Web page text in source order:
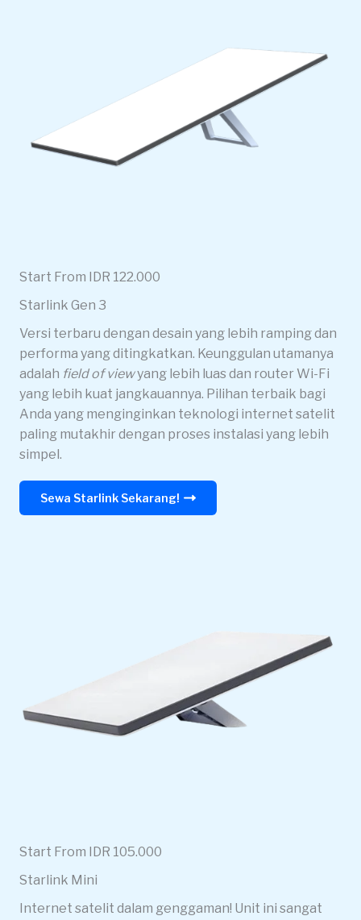
Start From IDR 122.000
Starlink Gen 3
Versi terbaru dengan desain yang lebih ramping dan
performa yang ditingkatkan. Keunggulan utamanya
adalah field of viewyang lebih luas dan router Wi-Fi
yang lebih kuat jangkauannya. Pilihan terbaik bagi
Anda yang menginginkan teknologi internet satelit
paling mutakhir dengan proses instalasi yang lebih
simpel.
Sewa Starlink Sekarang!
Start From IDR 105.000
Starlink Mini
Internet satelit dalam genggaman! Unit ini sangat